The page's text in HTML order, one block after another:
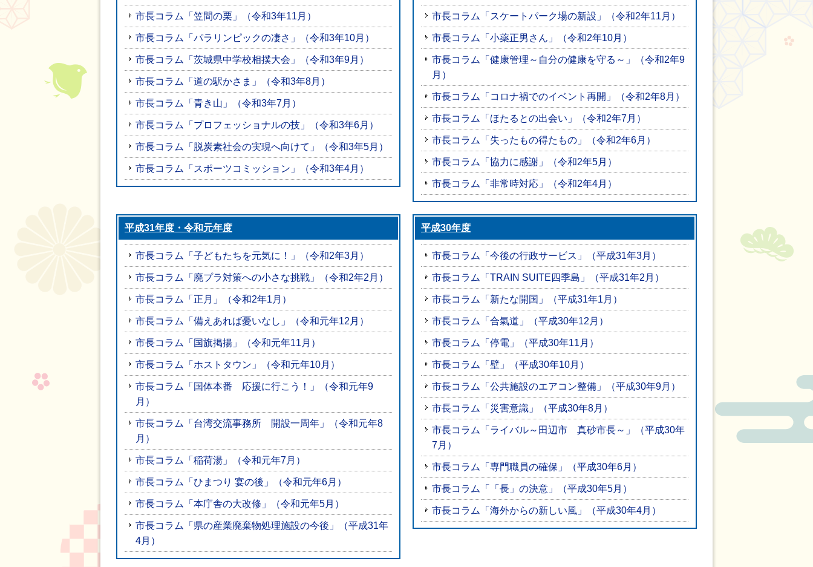
市長コラム「笠間の栗」（令和3年11月）
市長コラム「パラリンピックの凄さ」（令和3年10月）
市長コラム「茨城県中学校相撲大会」（令和3年9月）
市長コラム「道の駅かさま」（令和3年8月）
市長コラム「青き山」（令和3年7月）
市長コラム「プロフェッショナルの技」（令和3年6月）
市長コラム「脱炭素社会の実現へ向けて」（令和3年5月）
市長コラム「スポーツコミッション」（令和3年4月）
市長コラム「スケートパーク場の新設」（令和2年11月）
市長コラム「小薬正男さん」（令和2年10月）
市長コラム「健康管理～自分の健康を守る～」（令和2年9
月）
市長コラム「コロナ禍でのイベント再開」（令和2年8月）
市長コラム「ほたるとの出会い」（令和2年7月）
市長コラム「失ったもの得たもの」（令和2年6月）
市長コラム「協力に感謝」（令和2年5月）
市長コラム「非常時対応」（令和2年4月）
平成31年度・令和元年度
市長コラム「子どもたちを元気に！」（令和2年3月）
市長コラム「廃プラ対策への小さな挑戦」（令和2年2月）
市長コラム「正月」（令和2年1月）
市長コラム「備えあれば憂いなし」（令和元年12月）
市長コラム「国旗掲揚」（令和元年11月）
市長コラム「ホストタウン」（令和元年10月）
市長コラム「国体本番 応援に行こう！」（令和元年9
月）
市長コラム「台湾交流事務所 開設一周年」（令和元年8
月）
市長コラム「稲荷湯」（令和元年7月）
市長コラム「ひまつり 宴の後」（令和元年6月）
市長コラム「本庁舎の大改修」（令和元年5月）
市長コラム「県の産業廃棄物処理施設の今後」（平成31年
4月）
平成30年度
市長コラム「今後の行政サービス」（平成31年3月）
市長コラム「TRAIN SUITE四季島」（平成31年2月）
市長コラム「新たな開国」（平成31年1月）
市長コラム「合氣道」（平成30年12月）
市長コラム「停電」（平成30年11月）
市長コラム「壁」（平成30年10月）
市長コラム「公共施設のエアコン整備」（平成30年9月）
市長コラム「災害意識」（平成30年8月）
市長コラム「ライバル～田辺市 真砂市長～」（平成30年
7月）
市長コラム「専門職員の確保」（平成30年6月）
市長コラム「「長」の決意」（平成30年5月）
市長コラム「海外からの新しい風」（平成30年4月）